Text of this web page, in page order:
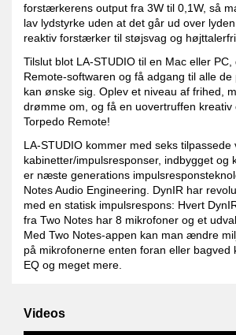
forstærkerens output fra 3W til 0,1W, så
lav lydstyrke uden at det går ud over
reaktiv forstærker til støjsvag og højttalerfri
Tilslut blot LA-STUDIO til en Mac eller
Remote-softwaren og få adgang til alle
kan ønske sig. Oplev et niveau af frihed,
drømme om, og få en uovertruffen kreativ
Torpedo Remote!
LA-STUDIO kommer med seks tilpassede
kabinetter/impulsresponser, indbygget og
er næste generations
Notes Audio Engineering. DynIR har
med en statisk impulsrespons: Hvert
fra Two Notes har 8 mikrofoner og et
Med Two Notes-appen kan man ændre
på mikrofonerne enten foran eller
EQ og meget mere.
Videos